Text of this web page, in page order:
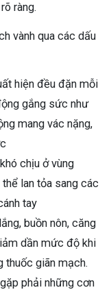
ràng.
vành qua các dấu
hiện đều đặn mỗi
gắng sức như
mang vác nặng,
chịu ở vùng
lan tỏa sang các
tay
buồn nôn, căng
dần mức độ khi
thuốc giãn mạch.
phải những cơn